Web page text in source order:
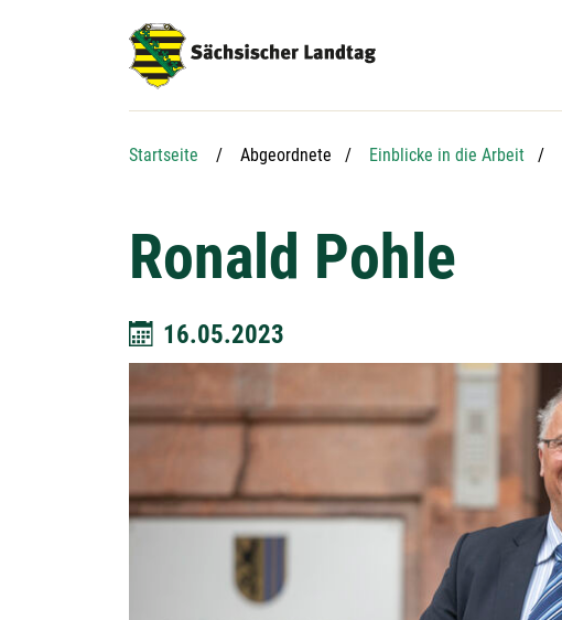
Startseite Abgeordnete Einblicke in die Arbeit
Ronald Pohle
16.05.2023